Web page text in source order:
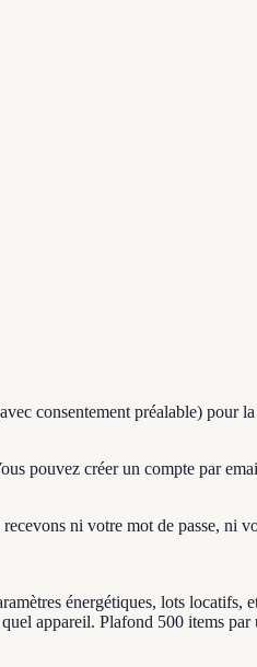
consentement préalable) pour
pouvez créer un compte par
ni votre mot de passe,
énergétiques, lots
appareil. Plafond 500 items